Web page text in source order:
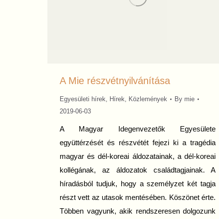
A Mie részvétnyilvánítása
Egyesületi hírek, Hírek, Közlemények By mie
2019-06-03
A Magyar Idegenvezetők Egyesülete
együttérzését és részvétét fejezi ki a tragédia
magyar és dél-koreai áldozatainak, a dél-koreai
kollégának, az áldozatok családtagjainak. A
híradásból tudjuk, hogy a személyzet két tagja
részt vett az utasok mentésében. Köszönet érte.
Többen vagyunk, akik rendszeresen dolgozunk